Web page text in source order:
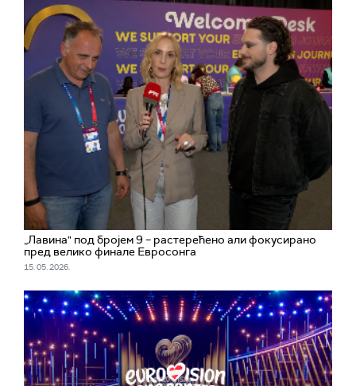
„Лавина" под бројем 9 – растерећено али фокусирано
пред велико финале Евросонга
15. 05. 2026.